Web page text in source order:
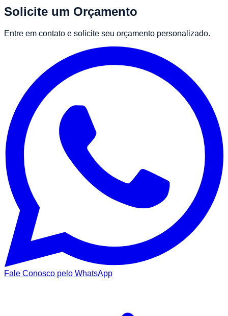
Solicite um Orçamento
Entre em contato e solicite seu orçamento personalizado.
Fale Conosco pelo WhatsApp